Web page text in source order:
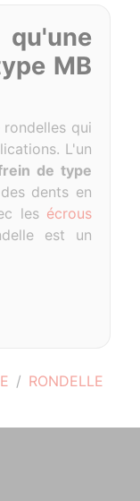
RONDELLE
MB
qui
L'un
de type
dents en
les écrous
est un